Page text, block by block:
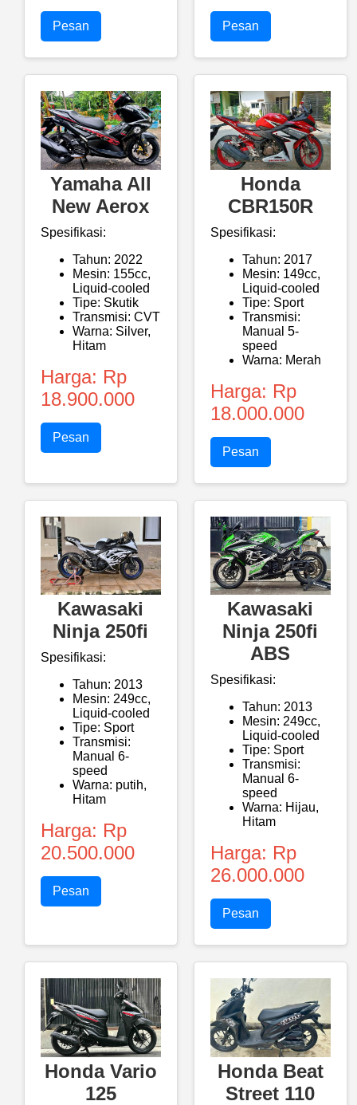
Pesan Pesan
Yamaha All
New Aerox
Spesifikasi:
Tahun: 2022
Mesin: 155cc,
Liquid-cooled
Tipe: Skutik
Transmisi: CVT
Warna: Silver,
Hitam
Harga: Rp
18.900.000
Pesan
Honda
CBR150R
Spesifikasi:
Tahun: 2017
Mesin: 149cc,
Liquid-cooled
Tipe: Sport
Transmisi:
Manual 5-
speed
Warna: Merah
Harga: Rp
18.000.000
Pesan
Kawasaki
Ninja 250fi
Spesifikasi:
Tahun: 2013
Mesin: 249cc,
Liquid-cooled
Tipe: Sport
Transmisi:
Manual 6-
speed
Warna: putih,
Hitam
Harga: Rp
20.500.000
Pesan
Kawasaki
Ninja 250fi
ABS
Spesifikasi:
Tahun: 2013
Mesin: 249cc,
Liquid-cooled
Tipe: Sport
Transmisi:
Manual 6-
speed
Warna: Hijau,
Hitam
Harga: Rp
26.000.000
Pesan
Honda Vario
125
Honda Beat
Street 110